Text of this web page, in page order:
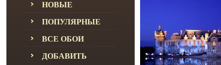
НОВЫЕ
ПОПУЛЯРНЫЕ
ВСЕ ОБОИ
ДОБАВИТЬ